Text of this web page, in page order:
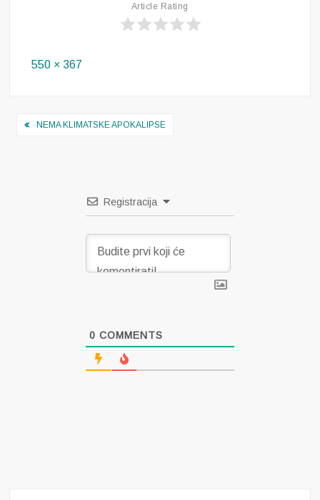
Article Rating
Full
550 × 367
Navigacija
NEMA KLIMATSKE APOKALIPSE
Registracija
0 COMMENTS